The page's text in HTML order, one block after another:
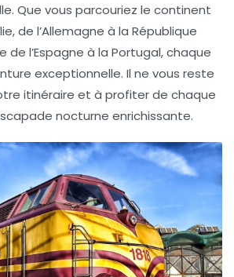
Que vous parcouriez le continent
de l’Allemagne à la République
de l’Espagne à la Portugal, chaque
exceptionnelle. Il ne vous reste
itinéraire et à profiter de chaque
nocturne enrichissante.